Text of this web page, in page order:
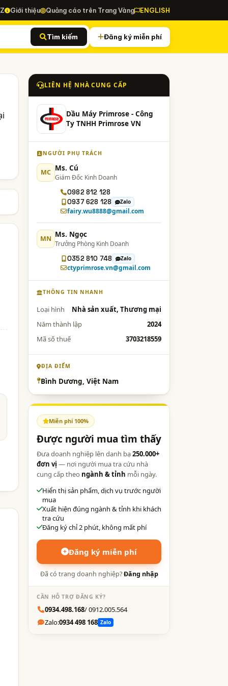
Giới thiệu Quảng cáo trên Trang Vàng ENGLISH
Tìm kiếm Đăng ký miễn phí
LIÊN HỆ NHÀ CUNG CẤP
Dầu Máy Primrose - Công
Ty TNHH Primrose VN
NGƯỜI PHỤ TRÁCH
MC Ms. Cú
Giám Đốc Kinh Doanh
0982 812 128
0937 628 128
Zalo
fairy.wu8888@gmail.com
MN Ms. Ngọc
Trưởng Phòng Kinh Doanh
0352 810 748
Zalo
ctyprimrose.vn@gmail.com
THÔNG TIN NHANH
Loại hình
Nhà sản xuất, Thương mại
Năm thành lập
2024
Mã số thuế
3703218559
ĐỊA ĐIỂM
Bình Dương, Việt Nam
Miễn phí 100%
Được người mua tìm thấy
Đưa doanh nghiệp lên danh bạ250.000+
đơn vị — nơi người mua tra cứu nhà
cung cấp theo ngành & tỉnh mỗi ngày.
Hiển thị sản phẩm, dịch vụ trước người
mua
Xuất hiện đúng ngành & tỉnh khi khách
tra cứu
Đăng ký chỉ 2 phút, không mất phí
Đăng ký miễn phí
Đã có trang doanh nghiệp?Đăng nhập
CẦN HỖ TRỢ ĐĂNG KÝ?
0934.498.168/ 0912.005.564
Zalo:0934 498 168 Zalo